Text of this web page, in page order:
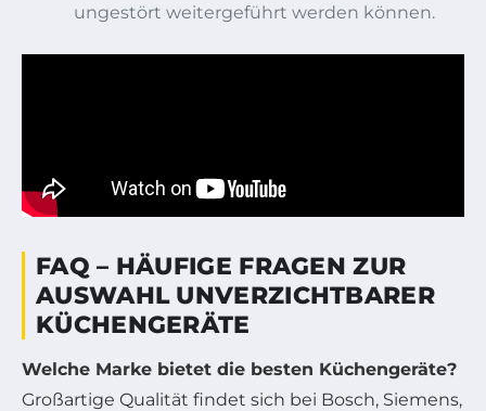
ungestört weitergeführt werden können.
FAQ – HÄUFIGE FRAGEN ZUR
AUSWAHL UNVERZICHTBARER
KÜCHENGERÄTE
Welche Marke bietet die besten Küchengeräte?
Großartige Qualität findet sich bei Bosch, Siemens,